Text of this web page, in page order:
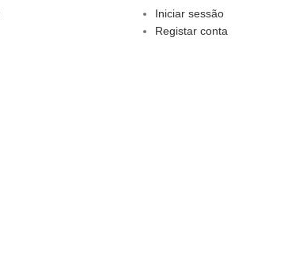
Iniciar sessão
Registar conta